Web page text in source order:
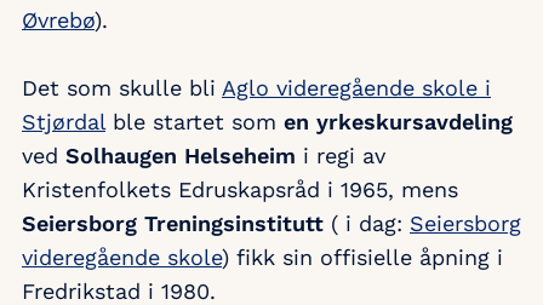
Øvrebø).
Det som skulle bli Aglo videregående skole i
Stjørdal ble startet som en yrkeskursavdeling
ved Solhaugen Helseheim i regi av
Kristenfolkets Edruskapsråd i 1965, mens
Seiersborg Treningsinstitutt ( i dag: Seiersborg
videregående skole) fikk sin offisielle åpning i
Fredrikstad i 1980.